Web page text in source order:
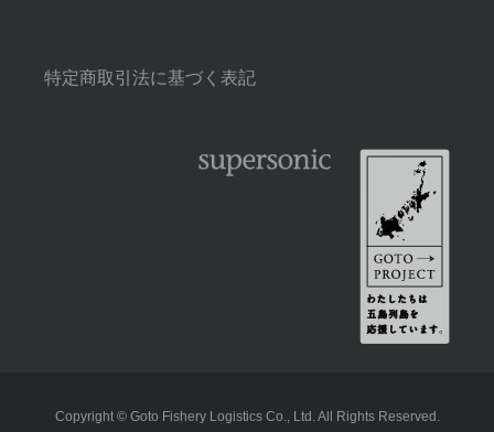
特定商取引法に基づく表記
Copyright © Goto Fishery Logistics Co., Ltd. All Rights Reserved.